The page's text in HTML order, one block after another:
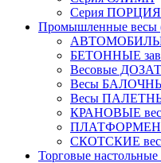
Серия ПОРЦИЯ
Промышленные весы
БЕТОННЫЕ
Весовые
Весы
Весы
КРАНОВЫЕ
СКОТСКИЕ
Торговые